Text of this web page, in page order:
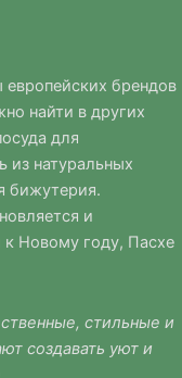
брендов
найти в других
для
из натуральных
бижутерия.
и
Новому году, Пасхе
стильные и
создавать уют и